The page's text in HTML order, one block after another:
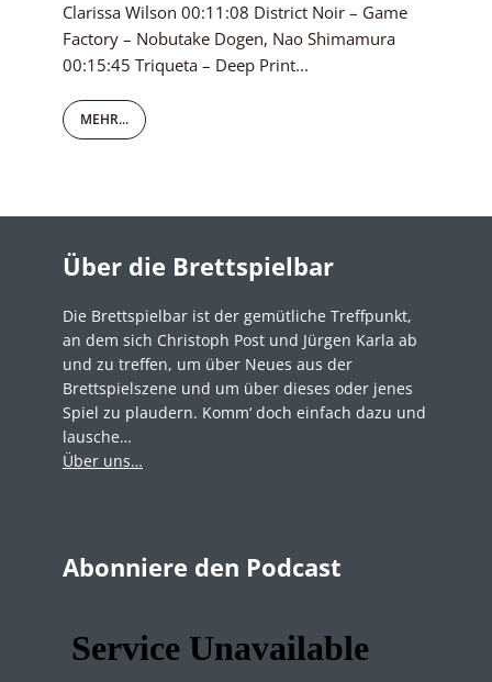
Clarissa Wilson 00:11:08 District Noir – Game
Factory – Nobutake Dogen, Nao Shimamura
00:15:45 Triqueta – Deep Print...
MEHR...
Über die Brettspielbar
Die Brettspielbar ist der gemütliche Treffpunkt,
an dem sich Christoph Post und Jürgen Karla ab
und zu treffen, um über Neues aus der
Brettspielszene und um über dieses oder jenes
Spiel zu plaudern. Komm‘ doch einfach dazu und
lausche…
Über uns…
Abonniere den Podcast